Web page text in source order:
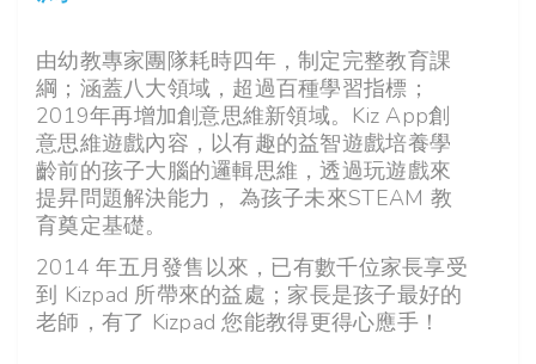
由幼教專家團隊耗時四年，制定完整教育課
綱；涵蓋八大領域，超過百種學習指標；
2019年再增加創意思維新領域。Kiz App創
意思維遊戲內容，以有趣的益智遊戲培養學
齡前的孩子大腦的邏輯思維，透過玩遊戲來
提昇問題解決能力， 為孩子未來STEAM 教
育奠定基礎。
2014 年五月發售以來，已有數千位家長享受
到 Kizpad 所帶來的益處；家長是孩子最好的
老師，有了 Kizpad 您能教得更得心應手！